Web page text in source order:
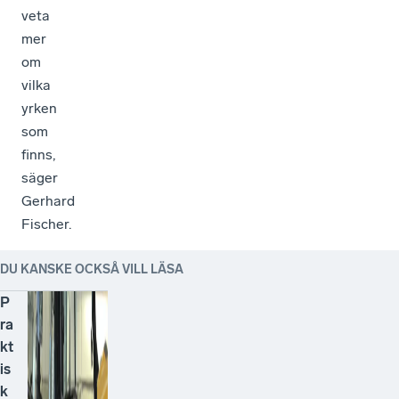
veta
mer
om
vilka
yrken
som
finns,
säger
Gerhard
Fischer.
DU KANSKE OCKSÅ VILL LÄSA
P
ra
kt
is
k